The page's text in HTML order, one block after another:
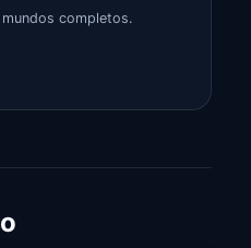
completos.